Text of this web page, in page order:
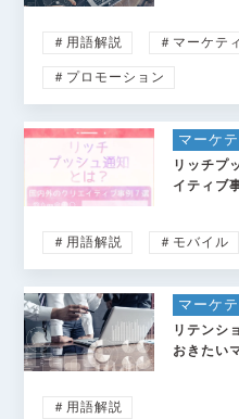
＃用語解説 ＃マーケテ
＃プロモーション
マーケ
リッチプ
イティブ
＃用語解説 ＃モバイル
マーケ
リテンシ
おきたい
＃用語解説